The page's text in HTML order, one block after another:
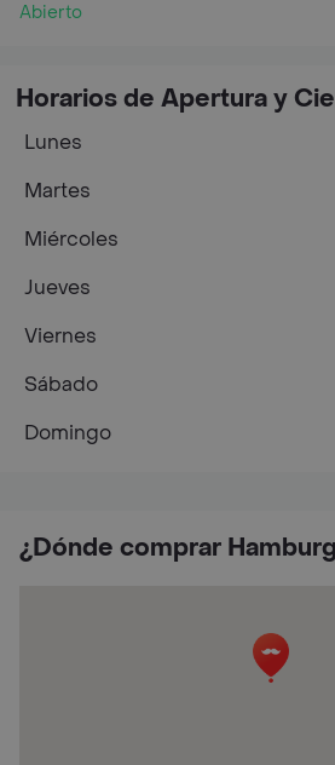
Abierto
¿Dónde comprar
Horarios de Apertura y
Lunes
Martes
Miércoles
Jueves
Viernes
Sábado
Domingo